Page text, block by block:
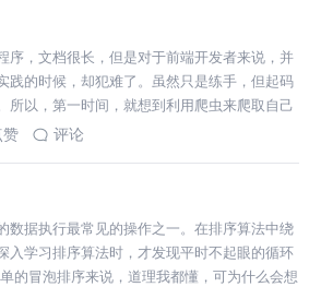
序，文档很长，但是对于前端开发者来说，并
践的时候，却犯难了。虽然只是练手，但起码
所以，第一时间，就想到利用爬虫来爬取自己
时，却也发现，由于小程序的的一些限制，要
赞 评论
数据执行最常见的操作之一。在排序算法中绕
入学习排序算法时，才发现平时不起眼的循环
的冒泡排序来说，道理我都懂，可为什么会想